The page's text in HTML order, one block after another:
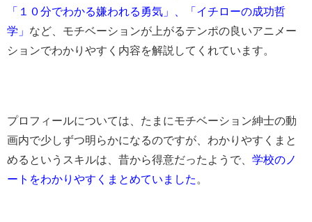
「１０分でわかる嫌われる勇気」、「イチローの成功哲
学」 など、モチベーションが上がるテンポの良いアニメー
ションでわかりやすく内容を解説してくれています。
プロフィールについては、たまにモチベーション紳士の動
画内で少しずつ明らかになるのですが、わかりやすくまと
めるというスキルは、昔から得意だったようで、 学校のノ
ートをわかりやすくまとめていました 。